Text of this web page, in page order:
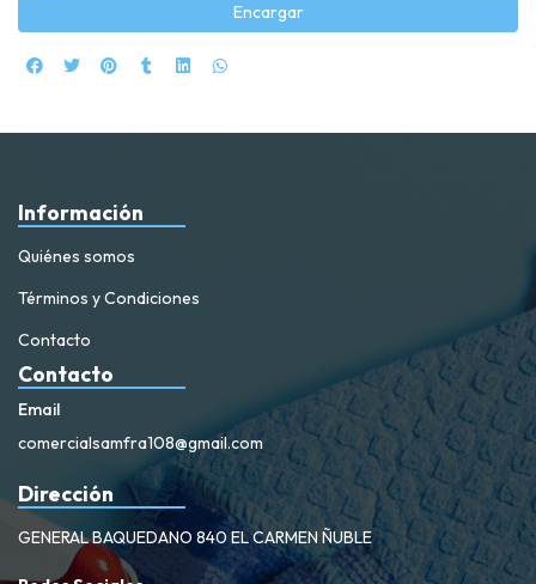
Encargar
Información
Quiénes somos
Términos y Condiciones
Contacto
Contacto
Email
comercialsamfra108@gmail.com
Dirección
GENERAL BAQUEDANO 840 EL CARMEN ÑUBLE